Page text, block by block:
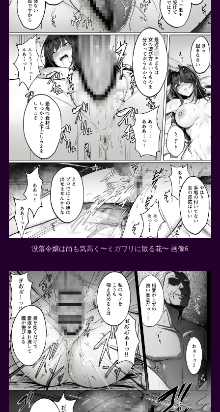
没落令嬢は尚も気高く〜ミガワリに散る花〜 画像6